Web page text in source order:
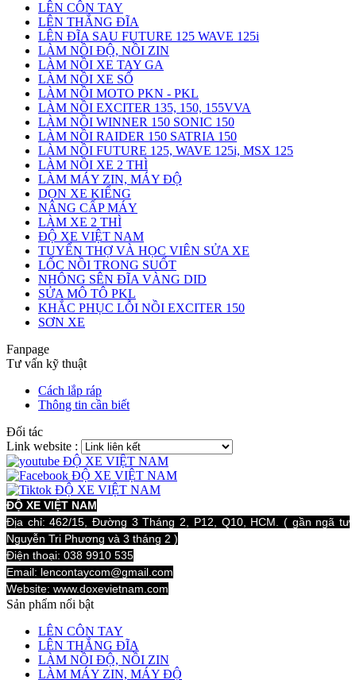
LÊN CÔN TAY
LÊN THẮNG ĐĨA
LÊN ĐĨA SAU FUTURE 125 WAVE 125i
LÀM NỒI ĐỘ, NỒI ZIN
LÀM NỒI XE TAY GA
LÀM NỒI XE SỐ
LÀM NỒI MOTO PKN - PKL
LÀM NỒI EXCITER 135, 150, 155VVA
LÀM NỒI WINNER 150 SONIC 150
LÀM NỒI RAIDER 150 SATRIA 150
LÀM NỒI FUTURE 125, WAVE 125i, MSX 125
LÀM NỒI XE 2 THÌ
LÀM MÁY ZIN, MÁY ĐỘ
DỌN XE KIỂNG
NÂNG CẤP MÁY
LÀM XE 2 THÌ
ĐỘ XE VIỆT NAM
TUYỂN THỢ VÀ HỌC VIÊN SỬA XE
LỐC NỒI TRONG SUỐT
NHÔNG SÊN ĐĨA VÀNG DID
SỬA MÔ TÔ PKL
KHẮC PHỤC LỖI NỒI EXCITER 150
SƠN XE
Fanpage
Tư vấn kỹ thuật
Cách lắp ráp
Thông tin cần biết
Đối tác
Link website :
ĐỘ XE VIỆT NAM
Địa chỉ: 462/15, Đường 3 Tháng 2, P12, Q10, HCM. ( gần ngã tư
Nguyễn Tri Phương và 3 tháng 2 )
Điện thoại: 038 9910 535
Email: lencontaycom@gmail.com
Website: www.doxevietnam.com
Sản phẩm nổi bật
LÊN CÔN TAY
LÊN THẮNG ĐĨA
LÀM NỒI ĐỘ, NỒI ZIN
LÀM MÁY ZIN, MÁY ĐỘ